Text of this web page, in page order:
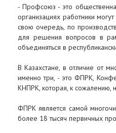
- Профсоюз - это
организациях работники
свою очередь, по
для решения вопросов в
объединяться в
В Казахстане, в отличие от
именно три, - это ФПРК,
КНПРК, которая, к сожалению,
ФПРК является самой
более 18 тысяч первичных